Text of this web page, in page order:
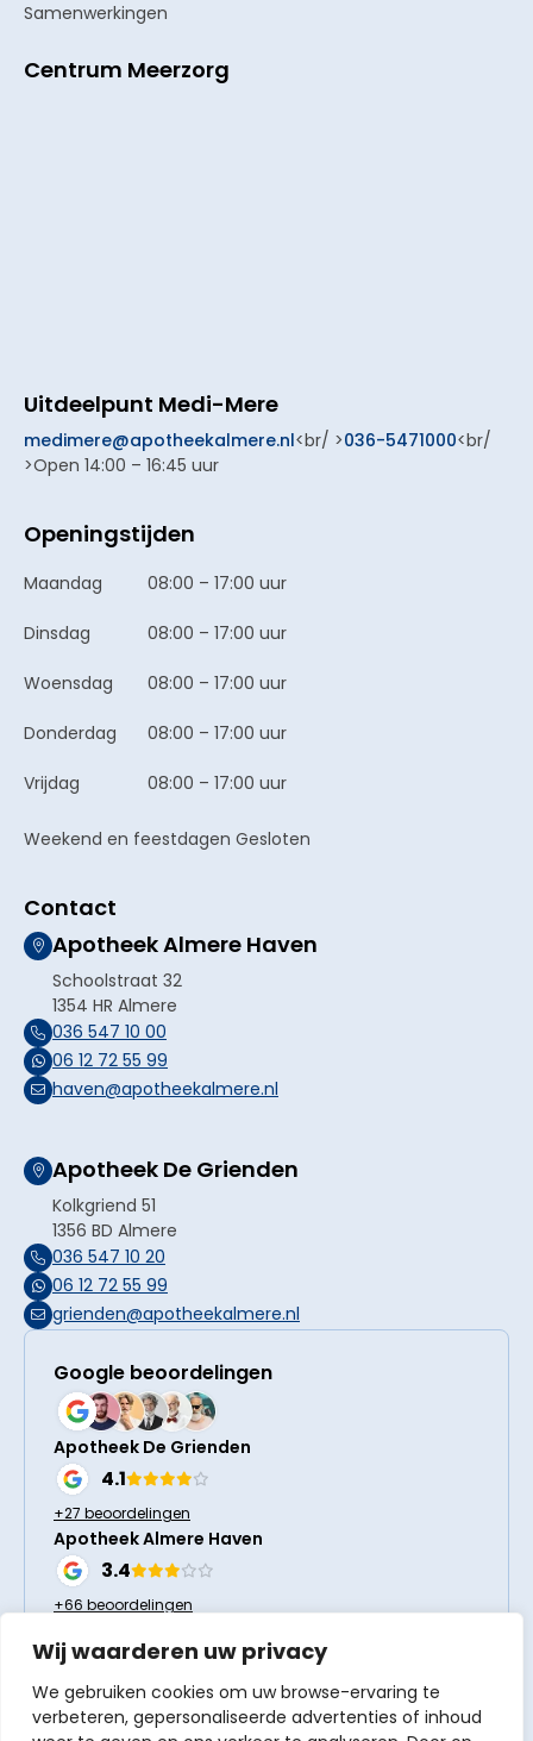
Wij waarderen uw privacy
We gebruiken cookies om uw browse-ervaring te
verbeteren, gepersonaliseerde advertenties of inhoud
Samenwerkingen
Centrum Meerzorg
Uitdeelpunt Medi-Mere
medimere@apotheekalmere.nl<br/ >036-5471000<br/
>Open 14:00 – 16:45 uur
Openingstijden
Maandag 08:00 – 17:00 uur
Dinsdag 08:00 – 17:00 uur
Woensdag 08:00 – 17:00 uur
Donderdag 08:00 – 17:00 uur
Vrijdag 08:00 – 17:00 uur
Weekend en feestdagen Gesloten
Contact
Apotheek Almere Haven
Schoolstraat 32
1354 HR Almere
036 547 10 00
06 12 72 55 99
haven@apotheekalmere.nl
Apotheek De Grienden
Kolkgriend 51
1356 BD Almere
036 547 10 20
06 12 72 55 99
grienden@apotheekalmere.nl
Google beoordelingen
Apotheek De Grienden
4.1
+27 beoordelingen
Apotheek Almere Haven
3.4
+66 beoordelingen
Volg ons